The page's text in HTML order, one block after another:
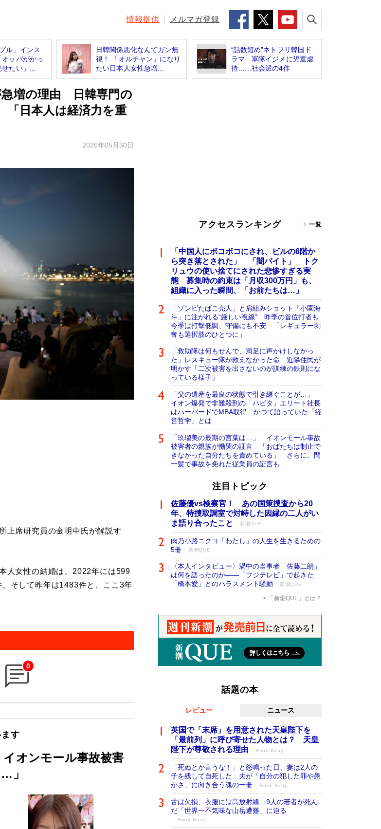
情報提供 メルマガ登録
ル」インス
オッパがかっ
たい」...
日韓関係悪化なんてガン無
視！ 「オルチャン」になり
たい日本人女性急増...
“話数短め”ネトフリ韓国ド
ラマ 軍隊イジメに児童虐
待……社会派の4作
急増の理由 日韓専門の
日本人は経済力を重
2026年05月30日
上席研究員の金明中氏が解説す
人女性の結婚は、2022年には599
そして昨年は1483件と、ここ3年
0
す
オンモール事故被害
」
アクセスランキング 一覧
「中国人にボコボコにされ、ビルの6階か
ら突き落とされた」 「闇バイト」 トク
リュウの使い捨てにされた悲惨すぎる実
態 募集時の約束は「月収300万円」も、
組織に入った瞬間、「お前たちは…」
「ゾンビたばこ売人」と肩組みショット「小園海
斗」に注がれる“厳しい視線” 昨季の首位打者も
今季は打撃低調、守備にも不安 「レギュラー剥
奪も選択肢のひとつに」
「救助隊は何もせんで、満足に声かけしなかっ
た」レスキュー隊が救えなかった命 近隣住民が
明かす「二次被害を出さないのが訓練の鉄則にな
っている様子」
「父の遺産を最良の状態で引き継ぐことが…」
イオン爆発で非難殺到の「ハビタ」エリート社長
はハーバードでMBA取得 かつて語っていた「経
営哲学」とは
「玖瑠美の最期の言葉は…」 イオンモール事故
被害者の親族が慟哭の証言 「おばたちは制止で
きなかった自分たちを責めている」 さらに、間
一髪で事故を免れた従業員の証言も
注目トピック
佐藤優vs検察官！ あの国策捜査から20
年、特捜取調室で対峙した因縁の二人がい
ま語り合ったこと
新潮QUE
肉乃小路ニクヨ「わたし」の人生を生きるための
5冊
新潮QUE
〈本人インタビュー〉渦中の当事者「佐藤二朗」
は何を語ったのか――「フジテレビ」で起きた
「橋本愛」とのハラスメント騒動
新潮QUE
「新潮QUE」とは？
話題の本
レビュー ニュース
英国で「末席」を用意された天皇陛下を
「最前列」に呼び寄せた人物とは？ 天皇
陛下が尊敬される理由
Book Bang
「死ぬとか言うな！」と怒鳴った日、妻は2人の
子を残して自死した…夫が「自分の犯した罪や愚
かさ」に向き合う魂の一冊
Book Bang
舌は欠損、衣服には高放射線…9人の若者が死ん
だ「世界一不気味な山岳遭難」に迫る
Book Bang